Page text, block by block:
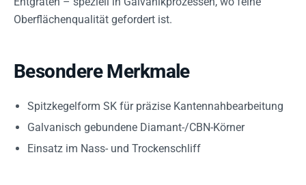
Oberflächenqualität gefordert ist.
Besondere Merkmale
Spitzkegelform SK für präzise Kantennahbearbeitung
Galvanisch gebundene Diamant-/CBN-Körner
Einsatz im Nass- und Trockenschliff